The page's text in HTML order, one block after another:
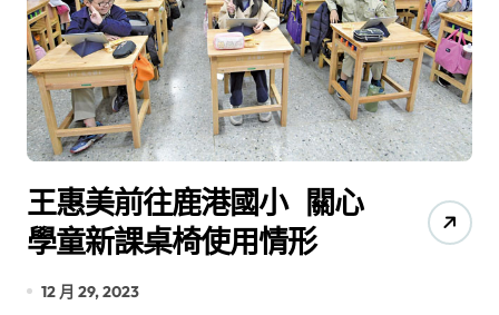
王惠美前往鹿港國小 關心
學童新課桌椅使用情形
12 月 29, 2023